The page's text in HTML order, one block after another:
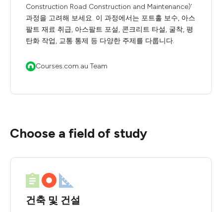
Construction Road Construction and Maintenance)’
과정을 고려해 보세요. 이 과정에서는 포트홀 보수, 아스
팔트 재료 취급, 아스팔트 포설, 콘크리트 타설, 굴착, 평
탄화 작업, 교통 통제 등 다양한 주제를 다룹니다.
Courses.com.au Team
Choose a field of study
건축 및 건설